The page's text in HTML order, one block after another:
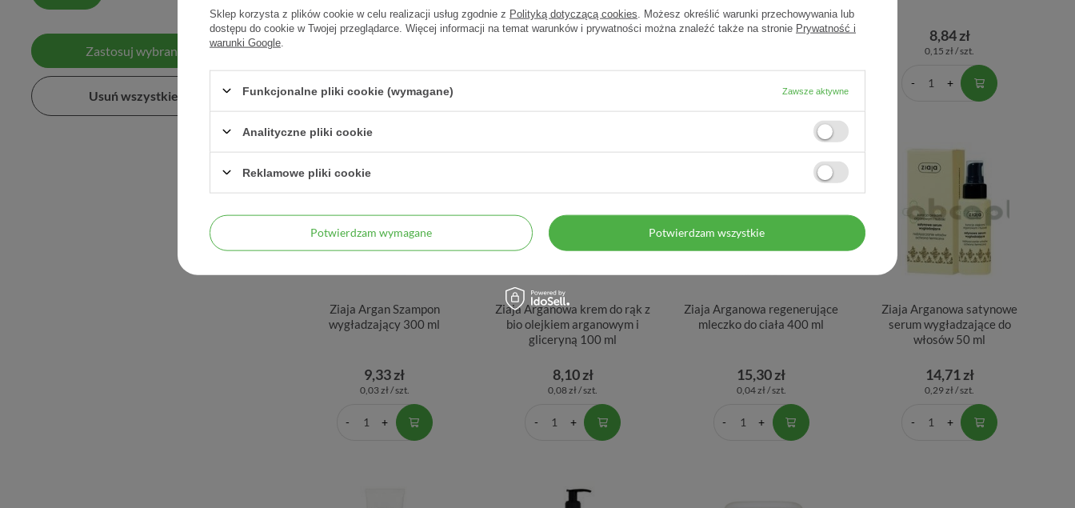
Zastosuj wybrane filtry
Usuń wszystkie filtry
19,60 zł 19,60 zł 15,90 zł 8,84 zł
0,15 zł / szt.
Ziaja Argan Szampon
wygładzający 300 ml
9,33 zł
0,03 zł / szt.
Ziaja Arganowa krem do rąk z
bio olejkiem arganowym i
gliceryną 100 ml
8,10 zł
0,08 zł / szt.
Ziaja Arganowa regenerujące
mleczko do ciała 400 ml
15,30 zł
0,04 zł / szt.
Ziaja Arganowa satynowe
serum wygładzające do
włosów 50 ml
14,71 zł
0,29 zł / szt.
Sklep korzysta z plików cookie w celu realizacji usług zgodnie z Polityką dotyczącą cookies . Możesz określić warunki przechowywania lub
dostępu do cookie w Twojej przeglądarce. Więcej informacji na temat warunków i prywatności można znaleźć także na stronie Prywatność i
warunki Google
Funkcjonalne pliki cookie (wymagane) Zawsze aktywne
Analityczne pliki cookie
Reklamowe pliki cookie
Potwierdzam wymagane Potwierdzam wszystkie